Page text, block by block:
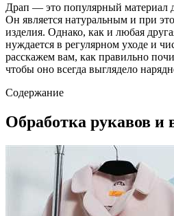
Драп — это популярный материал
Он является натуральным и при
изделия. Однако, как и любая
нуждается в регулярном уходе и
расскажем вам, как правильно
чтобы оно всегда выглядело
Содержание
Обработка рукавов и